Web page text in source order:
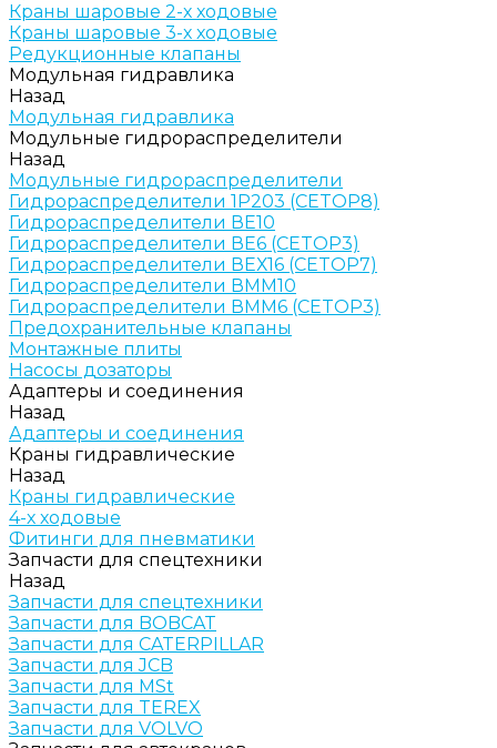
Краны шаровые 2-х ходовые
Краны шаровые 3-х ходовые
Редукционные клапаны
Модульная гидравлика
Назад
Модульная гидравлика
Модульные гидрораспределители
Назад
Модульные гидрораспределители
Гидрораспределители 1Р203 (CETOP8)
Гидрораспределители ВЕ10
Гидрораспределители ВЕ6 (CETOP3)
Гидрораспределители ВЕХ16 (CETOP7)
Гидрораспределители ВММ10
Гидрораспределители ВММ6 (CETOP3)
Предохранительные клапаны
Монтажные плиты
Насосы дозаторы
Адаптеры и соединения
Назад
Адаптеры и соединения
Краны гидравлические
Назад
Краны гидравлические
4-х ходовые
Фитинги для пневматики
Запчасти для спецтехники
Назад
Запчасти для спецтехники
Запчасти для BOBCAT
Запчасти для CATERPILLAR
Запчасти для JCB
Запчасти для MSt
Запчасти для TEREX
Запчасти для VOLVO